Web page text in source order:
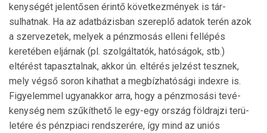
kenységét jelentősen érintő következmények is tár­
sulhatnak. Ha az adatbázisban szereplő adatok terén azok
a szervezetek, melyek a pénzmosás elleni fellépés
keretében eljárnak (pl. szol­gáltatók, hatóságok, stb.)
eltérést tapasz­tal­nak, akkor ún. el­té­rés jelzést tesznek,
mely végső soron ki­hat­hat a megbíz­hatósági indexre is.
Figyelemmel ugyanakkor arra, hogy a pénzmosási tevé­
kenység nem szűkíthető le egy-egy ország földrajzi terü­
letére és pénzpiaci rendszerére, így mind az uniós